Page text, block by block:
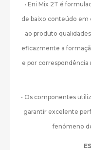
• Eni Mix 2T é
de baixo conteúdo em
ao produto
eficazmente a
e por correspondência
• Os componentes
garantir excelente
fenómeno